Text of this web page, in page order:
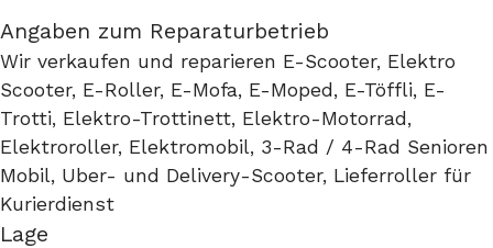
Angaben zum Reparaturbetrieb
Wir verkaufen und reparieren E-Scooter, Elektro
Scooter, E-Roller, E-Mofa, E-Moped, E-Töffli, E-
Trotti, Elektro-Trottinett, Elektro-Motorrad,
Elektroroller, Elektromobil, 3-Rad / 4-Rad Senioren
Mobil, Uber- und Delivery-Scooter, Lieferroller für
Kurierdienst
Lage